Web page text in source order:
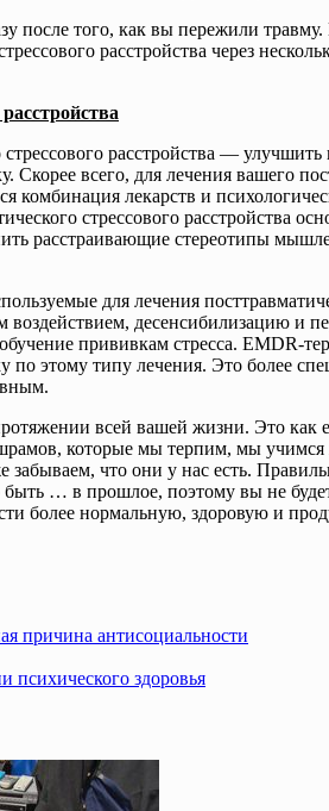
после того, как вы пережили
расстройства через
расстройства —
Скорее всего, для лечения вашего
комбинация лекарств и
стрессового расстройства
расстраивающие стереотипы
для лечения
десенсибилизацию и
прививкам стресса. EMDR-
этому типу лечения. Это более
всей вашей жизни. Это как
которые мы терпим, мы
забываем, что они у нас есть.
… в прошлое, поэтому вы не
более нормальную, здоровую и
причина антисоциальности
психического здоровья